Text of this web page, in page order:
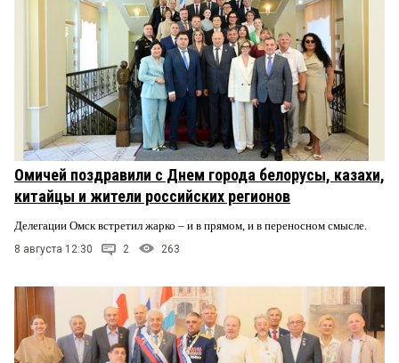
Омичей поздравили с Днем города белорусы, казахи,
китайцы и жители российских регионов
Делегации Омск встретил жарко – и в прямом, и в переносном смысле.
8 августа 12:30 2 263